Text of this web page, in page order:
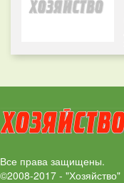
Все права защищены.
©2008-2017 - "Хозяйство"